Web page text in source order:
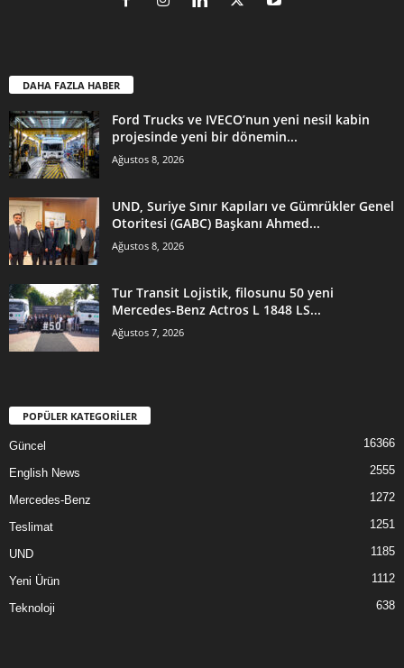
DAHA FAZLA HABER
Ford Trucks ve IVECO’nun yeni nesil kabin
projesinde yeni bir dönemin...
Ağustos 8, 2026
UND, Suriye Sınır Kapıları ve Gümrükler Genel
Otoritesi (GABC) Başkanı Ahmed...
Ağustos 8, 2026
Tur Transit Lojistik, filosunu 50 yeni
Mercedes-Benz Actros L 1848 LS...
Ağustos 7, 2026
POPÜLER KATEGORİLER
Güncel 16366
English News 2555
Mercedes-Benz 1272
Teslimat 1251
UND 1185
Yeni Ürün 1112
Teknoloji 638